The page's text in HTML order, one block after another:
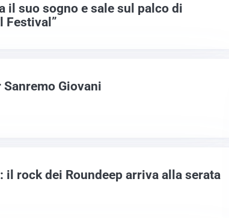
il suo sogno e sale sul palco di
Festival”
Giovani
il rock dei Roundeep arriva alla serata